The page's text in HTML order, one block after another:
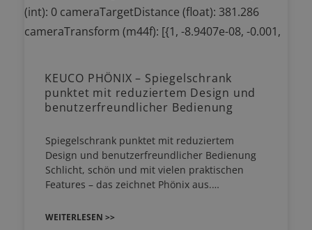
KEUCO PHÖNIX – Spiegelschrank
punktet mit reduziertem Design und
benutzerfreundlicher Bedienung
Spiegelschrank punktet mit reduziertem
Design und benutzerfreundlicher Bedienung
Schlicht, schön und mit vielen praktischen
Features – das zeichnet Phönix aus.…
WEITERLESEN >>